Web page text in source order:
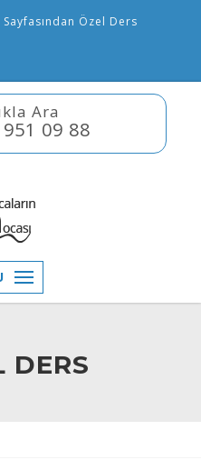
Özel Ders
Ara
09 88
DERS